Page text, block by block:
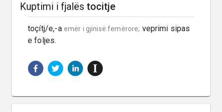
Kuptimi i fjalës tocitje
toçítj/e,-a emër i gjinisë femërore; veprimi sipas
e foljes.